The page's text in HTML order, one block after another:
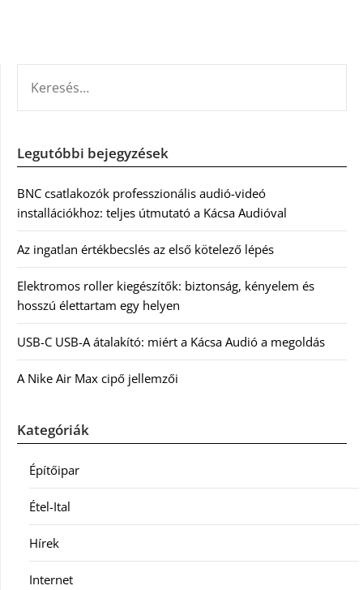
Legutóbbi bejegyzések
BNC csatlakozók professzionális audió-videó
installációkhoz: teljes útmutató a Kácsa Audióval
Az ingatlan értékbecslés az első kötelező lépés
Elektromos roller kiegészítők: biztonság, kényelem és
hosszú élettartam egy helyen
USB-C USB-A átalakító: miért a Kácsa Audió a megoldás
A Nike Air Max cipő jellemzői
Kategóriák
Építőipar
Étel-Ital
Hírek
Internet